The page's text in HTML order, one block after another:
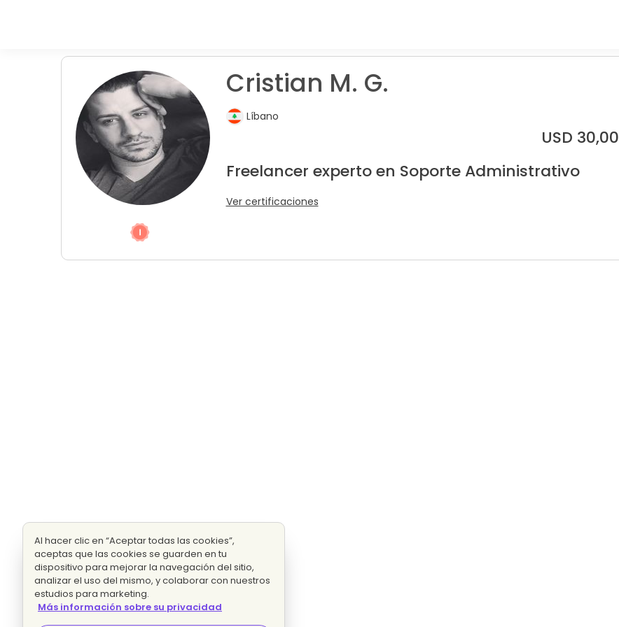
Cristian M. G.
Líbano
USD 30,00
Freelancer experto en Soporte Administrativo
Ver certificaciones
Al hacer clic en “Aceptar todas las cookies”,
aceptas que las cookies se guarden en tu
dispositivo para mejorar la navegación del sitio,
analizar el uso del mismo, y colaborar con nuestros
estudios para marketing.
Más información sobre su privacidad